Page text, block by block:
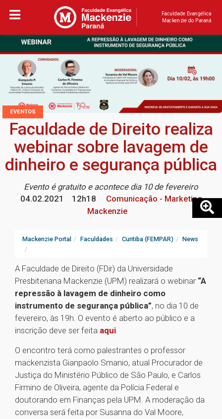
Faculdade Evangélica
Mackenzie do Paraná
EVENTOS
Faculdade de Direito realiza
webinar sobre lavagem de
dinheiro e segurança pública
Evento é gratuito e acontece dia 10 de fevereiro
04.02.2021
12h18
Comunicação - Marketing
Mackenzie
Mackenzie Portal Faculdades Curitiba (FEMPAR) News
A Faculdade de Direito (FDir) da Universidade
Presbiteriana Mackenzie (UPM) realizará o webinar “A
repressão à lavagem de dinheiro como
instrumento de segurança pública”, no dia 10 de
fevereiro, às 19h. O evento é aberto ao público e a
inscrição deve ser feita aqui.
O encontro terá como palestrantes o professor
mackenzista Gianpaolo Smanio, atual Procurador de
Justiça do Ministério Público de São Paulo, e Carlos
Firmino de Oliveira, agente da Polícia Federal e
doutorando em Finanças pela UPM. A moderação da
conversa será feita por Susanna do Val Moore,